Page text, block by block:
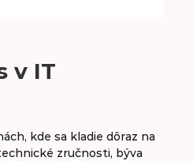
v IT
kde sa kladie dôraz na
zručnosti, býva